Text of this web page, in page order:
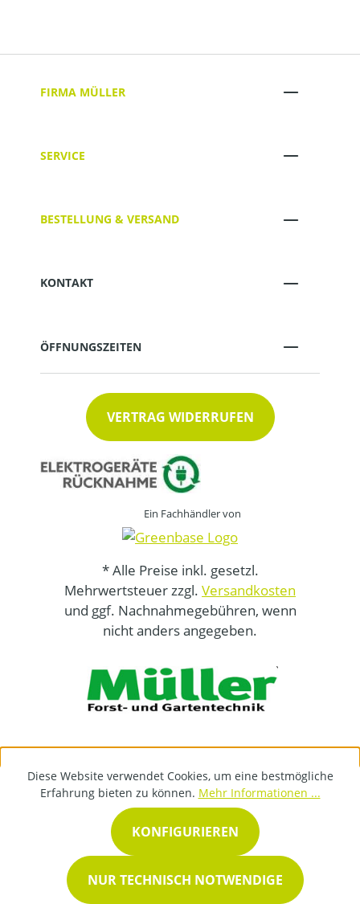
FIRMA MÜLLER
SERVICE
BESTELLUNG & VERSAND
KONTAKT
ÖFFNUNGSZEITEN
VERTRAG WIDERRUFEN
Ein Fachhändler von
* Alle Preise inkl. gesetzl.
Mehrwertsteuer zzgl. Versandkosten
und ggf. Nachnahmegebühren, wenn
nicht anders angegeben.
Diese Website verwendet Cookies, um eine bestmögliche
Erfahrung bieten zu können. Mehr Informationen ...
NUR TECHNISCH NOTWENDIGE
KONFIGURIEREN